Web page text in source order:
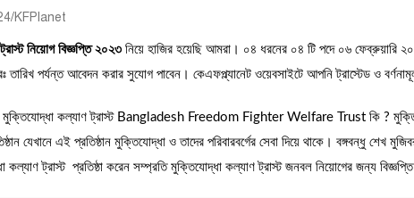
KFPlanet
নিয়োগ বিজ্ঞপ্তি ২০২৩নিয়ে হাজির হয়েছি আমরা। ০৪ ধরনের ০৪ টি পদে ০৬ ফেব্রুয়ারি
তারিখ পর্যন্ত আবেদন করার সুযোগ পাবেন। কেএফপ্ল্যানেট ওয়েবসাইটে আপনি ট্রাস্টেড ও
মুক্তিযোদ্ধা কল্যাণ ট্রাস্ট Bangladesh Freedom Fighter Welfare Trust কি ?
যেখানে এই প্রতিষ্ঠান মুক্তিযোদ্ধা ও তাদের পরিবারবর্গের সেবা দিয়ে থাকে। বঙ্গবন্ধু শেখ
কল্যাণ ট্রাস্ট প্রতিষ্ঠা করেন সম্প্রতি মুক্তিযোদ্ধা কল্যাণ ট্রাস্ট জনবল নিয়োগের জন্য